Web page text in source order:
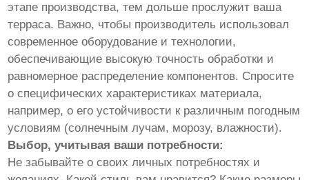
этапе производства, тем дольше прослужит ваша
терраса. Важно, чтобы производитель использовал
современное оборудование и технологии,
обеспечивающие высокую точность обработки и
равномерное распределение компонентов. Спросите
о специфических характеристиках материала,
например, о его устойчивости к различным погодным
условиям (солнечным лучам, морозу, влажности).
Выбор, учитывая ваши потребности:
Не забывайте о своих личных потребностях и